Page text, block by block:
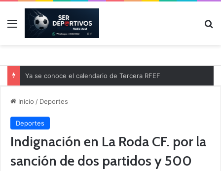
Menú
Ya se conoce el calendario de Tercera RFEF
Inicio / Deportes
Deportes
Indignación en La Roda CF. por la
sanción de dos partidos y 500